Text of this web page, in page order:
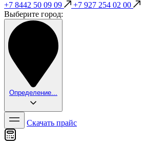
+7 8442 50 09 09
+7 927 254 02 00
Выберите город:
Определение...
Скачать прайс